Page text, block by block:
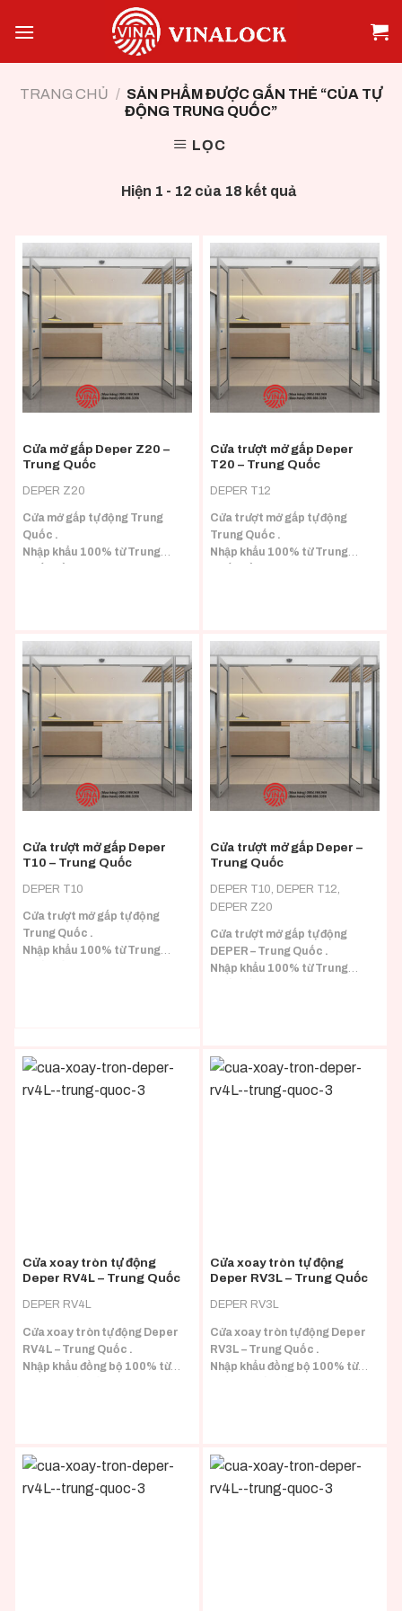
TRANG CHỦ / SẢN PHẨM ĐƯỢC GẮN THẺ “CỦA TỰ
ĐỘNG TRUNG QUỐC”
LỌC
Hiện 1 - 12 của 18 kết quả
Cửa mở gấp Deper Z20 –
Trung Quốc
DEPER Z20
Cửa mở gấp tự động Trung
Quốc .
Nhập khẩu 100% từ Trung
Cửa trượt mở gấp Deper
T20 – Trung Quốc
DEPER T12
Cửa trượt mở gấp tự động
Trung Quốc .
Nhập khẩu 100% từ Trung
Cửa trượt mở gấp Deper
T10 – Trung Quốc
DEPER T10
Cửa trượt mở gấp tự động
Trung Quốc .
Nhập khẩu 100% từ Trung
Cửa trượt mở gấp Deper –
Trung Quốc
DEPER T10, DEPER T12,
DEPER Z20
Cửa trượt mở gấp tự động
DEPER – Trung Quốc .
Nhập khẩu 100% từ Trung
Cửa xoay tròn tự động
Deper RV4L – Trung Quốc
DEPER RV4L
Cửa xoay tròn tự động Deper
RV4L – Trung Quốc .
Nhập khẩu đồng bộ 100% từ
Cửa xoay tròn tự động
Deper RV3L – Trung Quốc
DEPER RV3L
Cửa xoay tròn tự động Deper
RV3L – Trung Quốc .
Nhập khẩu đồng bộ 100% từ